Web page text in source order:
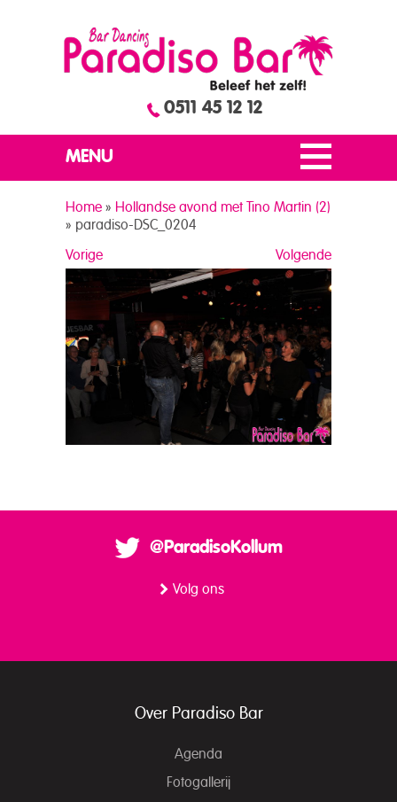
0511 45 12 12
MENU
Home » Hollandse avond met Tino Martin (2)
» paradiso-DSC_0204
Volgende
Vorige
@ParadisoKollum
Volg ons
Over Paradiso Bar
Agenda
Fotogallerij